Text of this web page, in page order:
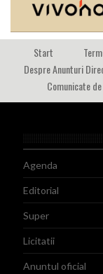
Start
Despre Anunturi
Comunicate
Agenda
Editorial
Super
Licitatii
Anuntul oficial